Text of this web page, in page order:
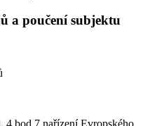
a poučení subjektu